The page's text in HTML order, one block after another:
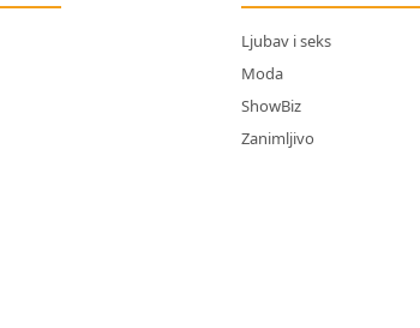
Ljubav i seks
Moda
ShowBiz
Zanimljivo